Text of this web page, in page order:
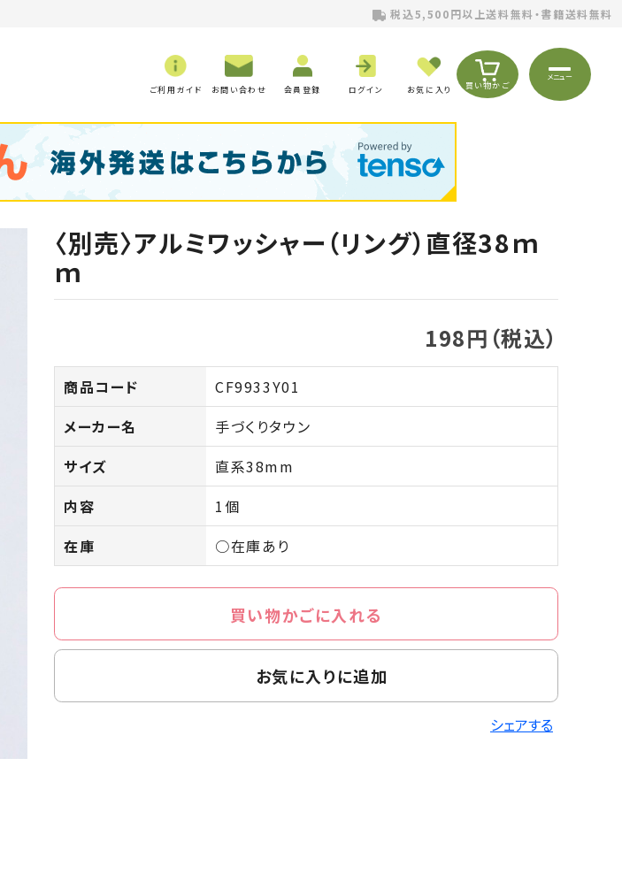
税込5,500円以上送料無料・書籍送料無料
ご利用ガイド お問い合わせ 会員登録 ログイン お気に入り 買い物かご
メニュー
〈別売〉アルミワッシャー（リング）直径38ｍ
ｍ
198円（税込）
商品コード
CF9933Y01
メーカー名
手づくりタウン
サイズ
直系38mm
内容
1個
在庫
○在庫あり
買い物かごに入れる
お気に入りに追加
シェアする